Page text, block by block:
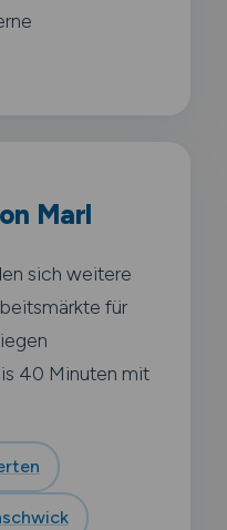
Marl
sich weitere
für
40 Minuten mit